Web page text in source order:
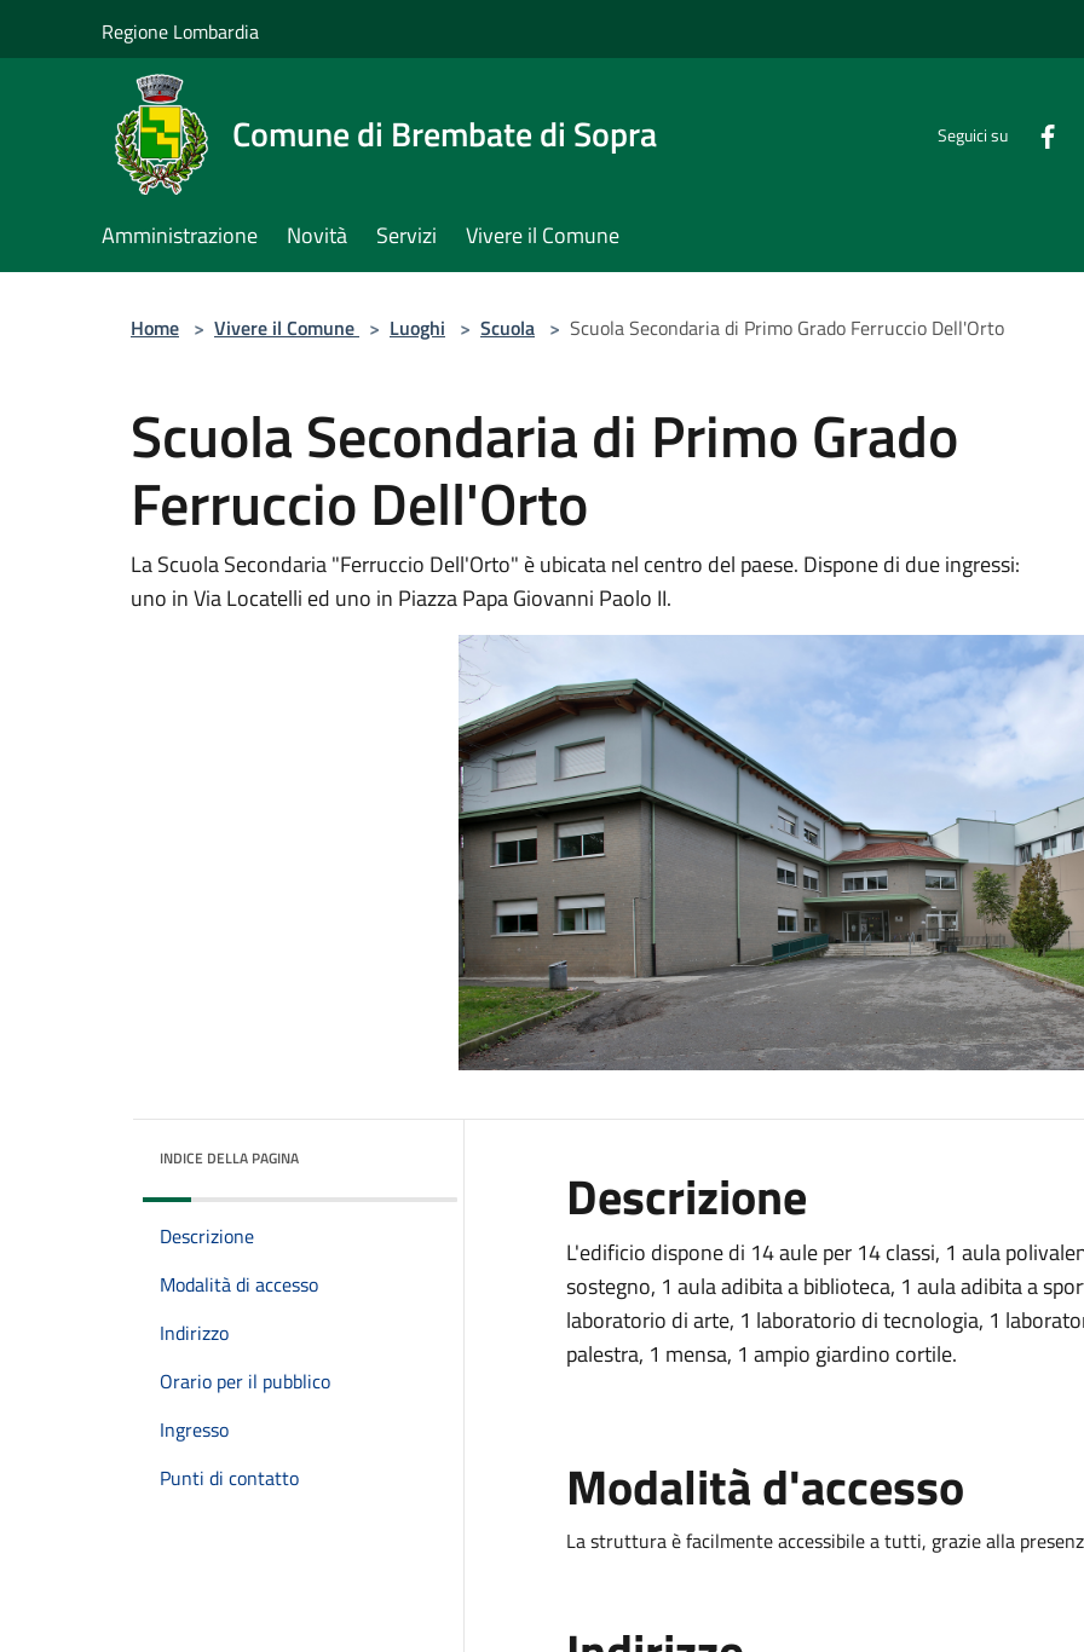
Regione Lombardia
Comune di Brembate di Sopra Seguici su
Amministrazione Novità Servizi Vivere il Comune
Home > Vivere il Comune > Luoghi > Scuola > Scuola Secondaria di Primo Grado Ferruccio Dell'Orto
Scuola Secondaria di Primo Grado
Ferruccio Dell'Orto
La Scuola Secondaria "Ferruccio Dell'Orto" è ubicata nel centro del paese. Dispone di due ingressi:
uno in Via Locatelli ed uno in Piazza Papa Giovanni Paolo II.
INDICE DELLA PAGINA
Descrizione
Modalità di accesso
Indirizzo
Orario per il pubblico
Ingresso
Punti di contatto
Descrizione
L'edificio dispone di 14 aule per 14 classi, 1 aula
sostegno, 1 aula adibita a biblioteca, 1 aula adibita a
laboratorio di arte, 1 laboratorio di tecnologia, 1
palestra, 1 mensa, 1 ampio giardino cortile.
Modalità d'accesso
La struttura è facilmente accessibile a tutti, grazie alla